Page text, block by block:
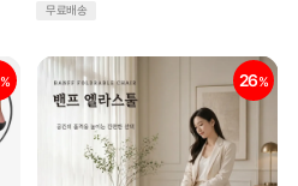
무료배송
% 26%